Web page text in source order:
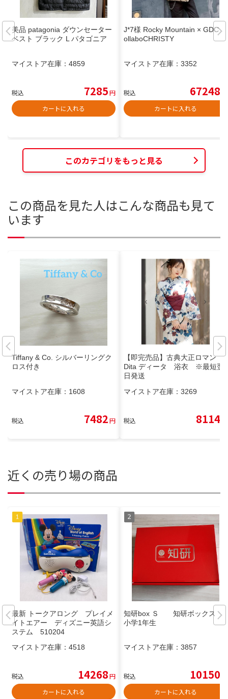
美品 patagonia ダウンセーター
ベスト ブラック L パタゴニア
マイストア在庫： 4859
税込 7285円
カートに入れる
J*7様 Rocky Mountain × GDC C
ollaboCHRISTY
マイストア在庫： 3352
税込 67248
カートに入れる
このカテゴリをもっと見る
この商品を見た人はこんな商品も見て
います
Tiffany & Co. シルバーリングク
ロス付き
マイストア在庫： 1608
税込 7482円
【即完売品】古典大正ロマン
Dita ディータ 浴衣 ※最短翌
日発送
マイストア在庫： 3269
税込 8114
近くの売り場の商品
最新 トークアロング プレイメ
イトエアー ディズニー英語シ
ステム 510204
マイストア在庫： 4518
税込 14268円
カートに入れる
知研box Ｓ 知研ボックス
小学1年生
マイストア在庫： 3857
税込 10150
カートに入れる